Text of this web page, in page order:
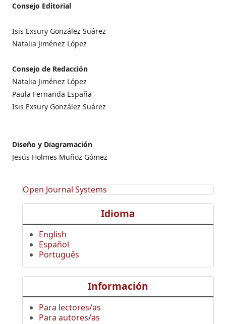
Consejo Editorial
Isis Exsury González Suárez
Natalia Jiménez López
Consejo de Redacción
Natalia Jiménez López
Paula Fernanda España
Isis Exsury González Suárez
Diseño y Diagramación
Jesús Holmes Muñoz Gómez
Open Journal Systems
Idioma
English
Español
Português
Información
Para lectores/as
Para autores/as